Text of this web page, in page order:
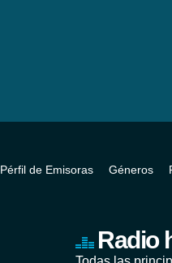
Pérfil de Emisoras Géneros
Radio